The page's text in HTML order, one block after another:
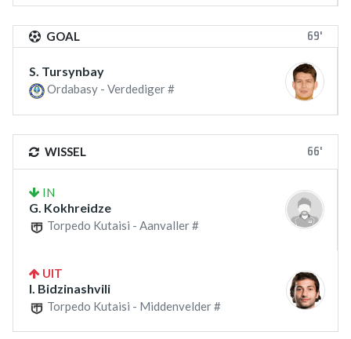
GOAL 69'
S. Tursynbay
Ordabasy - Verdediger #
WISSEL 66'
IN
G. Kokhreidze
Torpedo Kutaisi - Aanvaller #
UIT
I. Bidzinashvili
Torpedo Kutaisi - Middenvelder #